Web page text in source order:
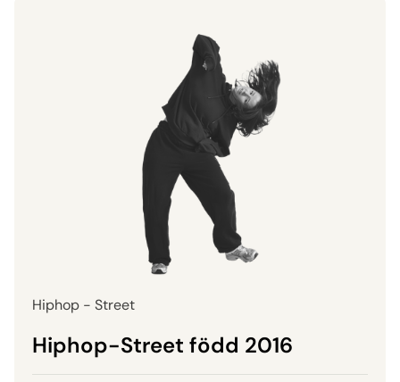
Hiphop - Street
Hiphop-Street född 2016